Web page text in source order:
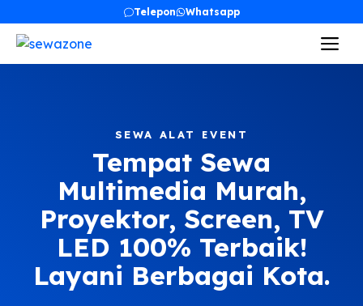
content
Telepon Whatsapp
SEWA ALAT EVENT
Tempat Sewa
Multimedia Murah,
Proyektor, Screen, TV
LED 100% Terbaik!
Layani Berbagai Kota.